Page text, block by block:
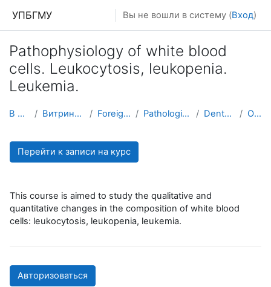
УПБГМУ Вы не вошли в систему (Вход)
Pathophysiology of white blood
cells. Leukocytosis, leukopenia.
Leukemia.
В начало Витрина курсов 3KL Foreign students Pathological physiology Dental students О курсе
Перейти к записи на курс
This course is aimed to study the qualitative and
quantitative changes in the composition of white blood
cells: leukocytosis, leukopenia, leukemia.
Авторизоваться